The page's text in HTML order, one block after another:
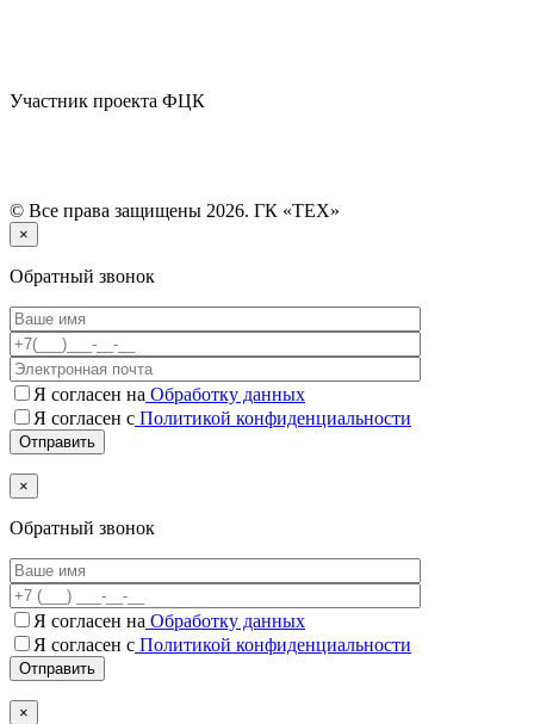
Участник проекта ФЦК
© Все права защищены 2026. ГК «ТЕХ»
×
Обратный звонок
Я согласен на Обработку данных
Я согласен с Политикой конфиденциальности
×
Обратный звонок
Я согласен на Обработку данных
Я согласен c Политикой конфиденциальности
×